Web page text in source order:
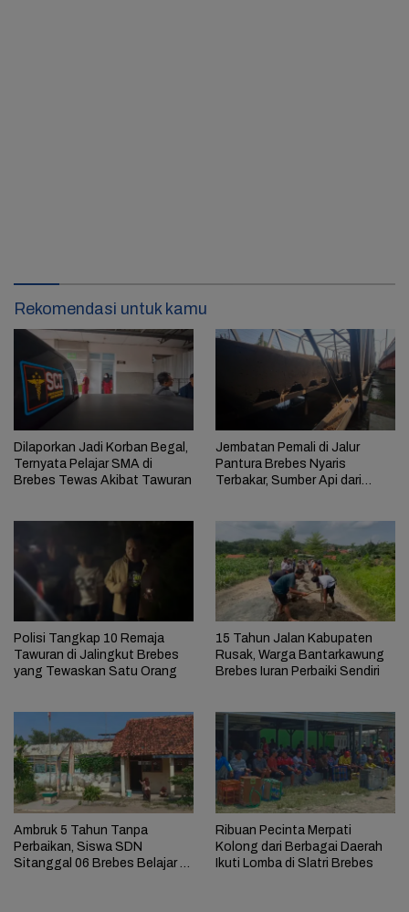
Rekomendasi untuk kamu
Dilaporkan Jadi Korban Begal,
Ternyata Pelajar SMA di
Brebes Tewas Akibat Tawuran
Jembatan Pemali di Jalur
Pantura Brebes Nyaris
Terbakar, Sumber Api dari
Polisi Tangkap 10 Remaja
Tawuran di Jalingkut Brebes
yang Tewaskan Satu Orang
15 Tahun Jalan Kabupaten
Rusak, Warga Bantarkawung
Brebes Iuran Perbaiki Sendiri
Ambruk 5 Tahun Tanpa
Perbaikan, Siswa SDN
Sitanggal 06 Brebes Belajar di
Ribuan Pecinta Merpati
Kolong dari Berbagai Daerah
Ikuti Lomba di Slatri Brebes